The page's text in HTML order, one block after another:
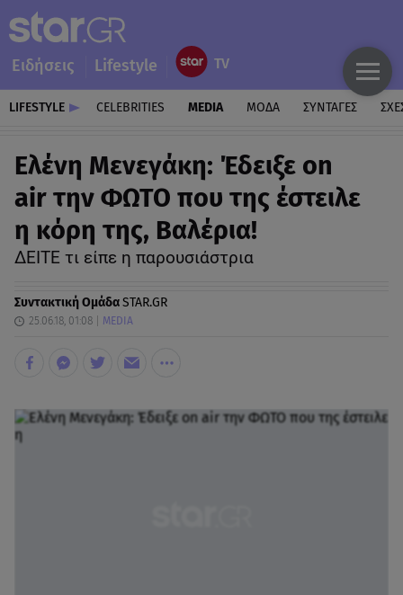
Ειδήσεις Lifestyle
LIFESTYLE CELEBRITIES MEDIA ΜΟΔΑ ΣΥΝΤΑΓΕΣ
Ελένη Μενεγάκη: Έδειξε on
air την ΦΩΤΟ που της έστειλε
η κόρη της, Βαλέρια!
ΔΕΙΤΕ τι είπε η παρουσιάστρια
Συντακτική ΟμάδαSTAR.GR
25.06.18, 01:08 MEDIA